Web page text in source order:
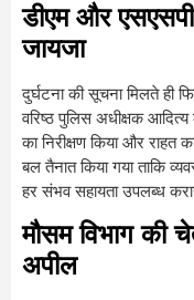
डीएम और
जायजा
दुर्घटना की सूचना मिलते ही
वरिष्ठ पुलिस अधीक्षक
का निरीक्षण किया और राहत
बल तैनात किया गया ताकि
हर संभव सहायता उपलब्ध
मौसम विभाग की
अपील